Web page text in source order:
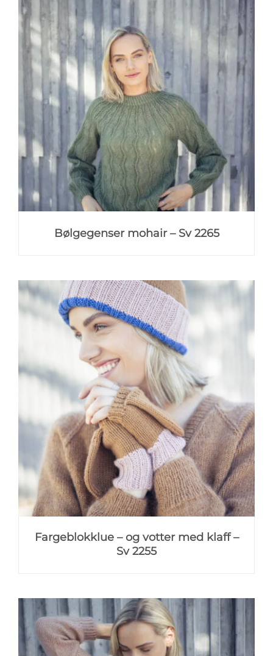
Bølgegenser mohair – Sv 2265
Fargeblokklue – og votter med klaff –
Sv 2255